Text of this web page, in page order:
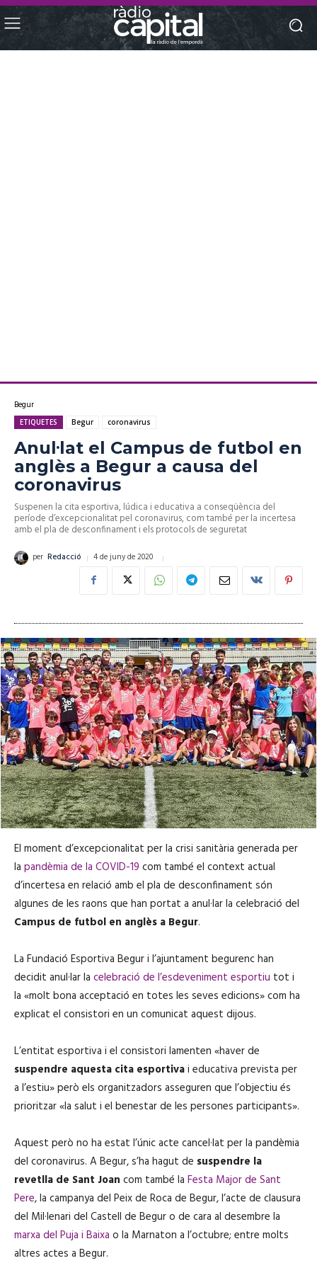
Begur
ETIQUETES Begur coronavirus
Anul·lat el Campus de futbol en
anglès a Begur a causa del
coronavirus
Suspenen la cita esportiva, lúdica i educativa a conseqüència del
període d’excepcionalitat pel coronavirus, com també per la incertesa
amb el pla de desconfinament i els protocols de seguretat
per Redacció 4 de juny de 2020
El moment d’excepcionalitat per la crisi sanitària generada per
la pandèmia de la COVID-19 com també el context actual
d’incertesa en relació amb el pla de desconfinament són
algunes de les raons que han portat a anul·lar la celebració del
Campus de futbol en anglès a Begur.
La Fundació Esportiva Begur i l’ajuntament begurenc han
decidit anul·lar la celebració de l’esdeveniment esportiu tot i
la «molt bona acceptació en totes les seves edicions» com ha
explicat el consistori en un comunicat aquest dijous.
L’entitat esportiva i el consistori lamenten «haver de
suspendre aquesta cita esportivai educativa prevista per
a l’estiu» però els organitzadors asseguren que l’objectiu és
prioritzar «la salut i el benestar de les persones participants».
Aquest però no ha estat l’únic acte cancel·lat per la pandèmia
del coronavirus. A Begur, s’ha hagut de suspendre la
revetlla de Sant Joan com també la Festa Major de Sant
Pere, la campanya del Peix de Roca de Begur, l’acte de clausura
del Mil·lenari del Castell de Begur o de cara al desembre la
marxa del Puja i Baixa o la Marnaton a l’octubre; entre molts
altres actes a Begur.